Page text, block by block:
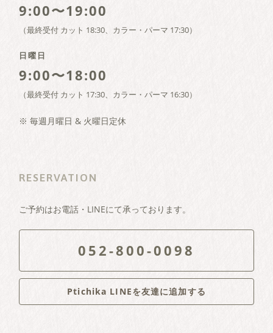
9:00〜19:00
（最終受付 カット 18:30、カラー・パーマ 17:30）
日曜日
9:00〜18:00
（最終受付 カット 17:30、カラー・パーマ 16:30）
※ 毎週月曜日 & 火曜日定休
RESERVATION
ご予約はお電話・LINEにて承っております。
052-800-0098
Ptichika LINEを友達に追加する